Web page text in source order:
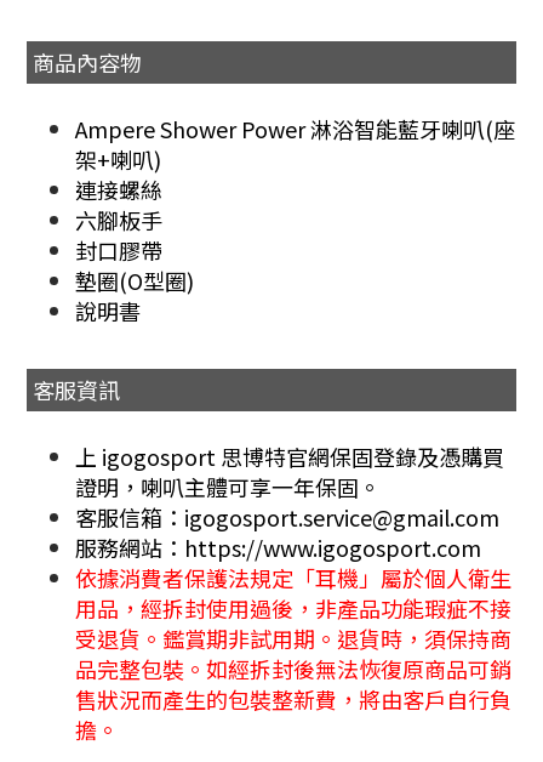
商品內容物
Ampere Shower Power 淋浴智能藍牙喇叭(座
架+喇叭)
連接螺絲
六腳板手
封口膠帶
墊圈(O型圈)
說明書
客服資訊
上 igogosport 思博特官網保固登錄及憑購買
證明，喇叭主體可享一年保固。
客服信箱：igogosport.service@gmail.com
服務網站：https://www.igogosport.com
依據消費者保護法規定「耳機」屬於個人衛生
用品，經拆封使用過後，非產品功能瑕疵不接
受退貨。鑑賞期非試用期。退貨時，須保持商
品完整包裝。如經拆封後無法恢復原商品可銷
售狀況而產生的包裝整新費，將由客戶自行負
擔。